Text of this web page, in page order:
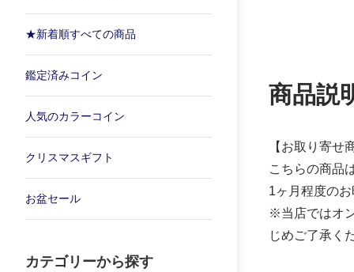
★新着順すべての商品
鑑定済みコイン
人気のカラーコイン
クリスマスギフト
お盆セール
カテゴリーから探す
商品説
【お取り寄せ
こちらの商品
1ヶ月程度の
※当店ではオ
じめご了承く